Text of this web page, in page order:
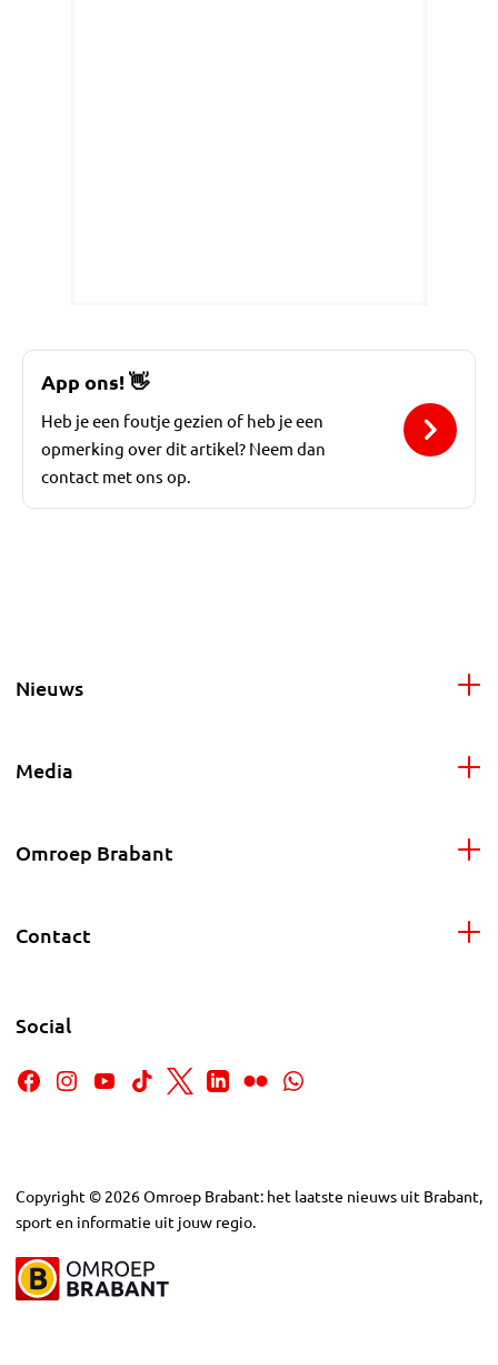
App ons!👋
Heb je een foutje gezien of heb je een
opmerking over dit artikel? Neem dan
contact met ons op.
Nieuws
Media
Omroep Brabant
Contact
Social
Copyright © 2026Omroep Brabant: het laatste nieuws uit Brabant,
sport en informatie uit jouw regio.